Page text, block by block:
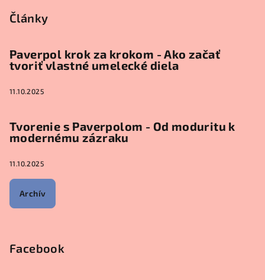
Články
Paverpol krok za krokom - Ako začať
tvoriť vlastné umelecké diela
11.10.2025
Tvorenie s Paverpolom - Od moduritu k
modernému zázraku
11.10.2025
Archív
Facebook